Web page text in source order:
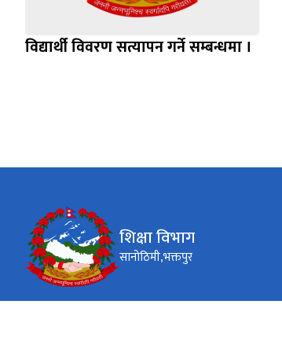
विद्यार्थी विवरण सत्यापन गर्ने सम्बन्धमा ।
शिक्षा विभाग
सानोठिमी,भक्तपुर